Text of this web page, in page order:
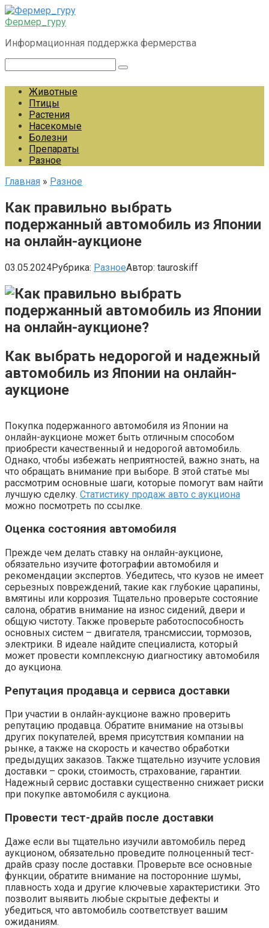
Перейти
к
Фермер_гуру
Информационная поддержка фермерства
Животные
Птицы
Растения
Насекомые
Болезни
Препараты
Разное
Главная » Разное
Как правильно выбрать
подержанный автомобиль из Японии
на онлайн-аукционе
03.05.2024Рубрика: РазноеАвтор: tauroskiff
Как выбрать недорогой и надежный
автомобиль из Японии на онлайн-
аукционе
Покупка подержанного автомобиля из Японии на
онлайн-аукционе может быть отличным способом
приобрести качественный и недорогой автомобиль.
Однако, чтобы избежать неприятностей, важно знать, на
что обращать внимание при выборе. В этой статье мы
рассмотрим основные шаги, которые помогут вам найти
лучшую сделку. Статистику продаж авто с аукциона
можно посмотреть по ссылке.
Оценка состояния автомобиля
Прежде чем делать ставку на онлайн-аукционе,
обязательно изучите фотографии автомобиля и
рекомендации экспертов. Убедитесь, что кузов не имеет
серьезных повреждений, такие как глубокие царапины,
вмятины или коррозия. Тщательно проверьте состояние
салона, обратив внимание на износ сидений, двери и
общую чистоту. Также проверьте работоспособность
основных систем – двигателя, трансмиссии, тормозов,
электрики. В идеале найдите специалиста, который
может провести комплексную диагностику автомобиля
до аукциона.
Репутация продавца и сервиса доставки
При участии в онлайн-аукционе важно проверить
репутацию продавца. Обратите внимание на отзывы
других покупателей, время присутствия компании на
рынке, а также на скорость и качество обработки
предыдущих заказов. Также тщательно изучите условия
доставки – сроки, стоимость, страхование, гарантии.
Надежный сервис доставки существенно снижает риски
при покупке автомобиля с аукциона.
Провести тест-драйв после доставки
Даже если вы тщательно изучили автомобиль перед
аукционом, обязательно проведите полноценный тест-
драйв сразу после доставки. Проверьте все основные
функции, обратите внимание на посторонние шумы,
плавность хода и другие ключевые характеристики. Это
позволит выявить любые скрытые дефекты и
убедиться, что автомобиль соответствует вашим
ожиданиям.